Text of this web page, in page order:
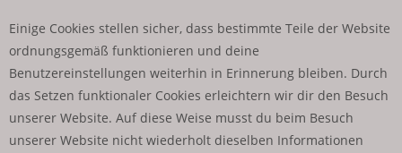
Einige Cookies stellen sicher, dass bestimmte Teile der Website
ordnungsgemäß funktionieren und deine
Benutzereinstellungen weiterhin in Erinnerung bleiben. Durch
das Setzen funktionaler Cookies erleichtern wir dir den Besuch
unserer Website. Auf diese Weise musst du beim Besuch
unserer Website nicht wiederholt dieselben Informationen